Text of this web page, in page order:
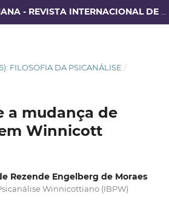
FILOSOFIA DA PSICANÁLISE /
a mudança de
Winnicott
Rezende Engelberg de Moraes
Winnicottiano (IBPW)